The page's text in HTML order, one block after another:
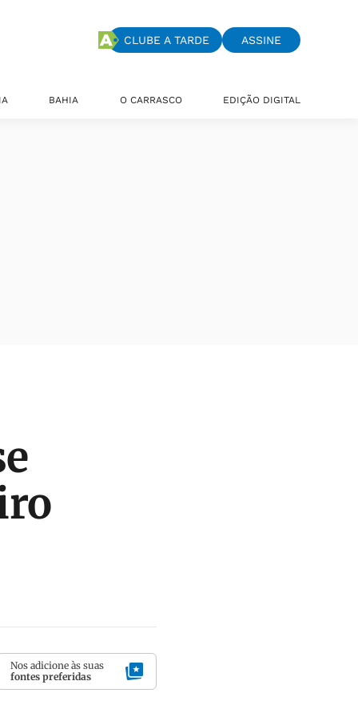
CLUBE A TARDE ASSINE
BAHIA O CARRASCO EDIÇÃO DIGITAL
Nos adicione às suas
fontes preferidas